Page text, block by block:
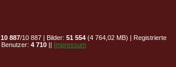
10 887/10 887 | Bilder: 51 554(4 764,02 MB) | Registrierte
Benutzer: 4 710 || Impressum